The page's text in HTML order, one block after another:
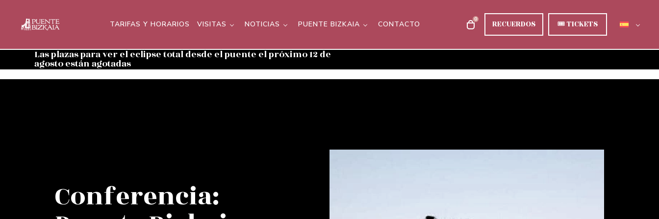
TARIFAS Y HORARIOS VISITAS NOTICIAS PUENTE BIZKAIA CONTACTO
0 RECUERDOS 🎟TICKETS
Las plazas para ver el eclipse total desde el puente el próximo 12 de
agosto están agotadas
Conferencia: